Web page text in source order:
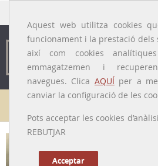
Aquest web utilitza cookies
funcionament i la prestació dels
així com cookies
emmagatzemen i
navegues. Clica AQUÍper a
canviar la configuració de les
Pots acceptar les cookies
REBUTJAR
Acceptar
Galeria de metges